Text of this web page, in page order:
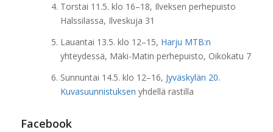
Torstai 11.5. klo 16–18, Ilveksen perhepuisto
Halssilassa, Ilveskuja 31
Lauantai 13.5. klo 12–15, Harju MTB:n
yhteydessä, Mäki-Matin perhepuisto, Oikokatu 7
Sunnuntai 14.5. klo 12–16, Jyväskylän 20.
Kuvasuunnistuksen yhdellä rastilla
Facebook